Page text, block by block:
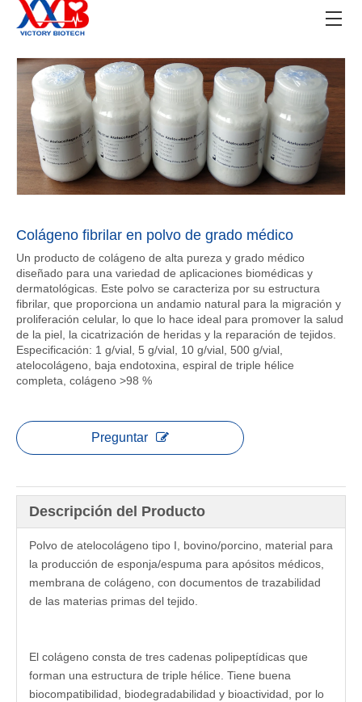
Colágeno fibrilar en polvo de grado médico
Un producto de colágeno de alta pureza y grado médico
diseñado para una variedad de aplicaciones biomédicas y
dermatológicas. Este polvo se caracteriza por su estructura
fibrilar, que proporciona un andamio natural para la migración y
proliferación celular, lo que lo hace ideal para promover la salud
de la piel, la cicatrización de heridas y la reparación de tejidos.
Especificación: 1 g/vial, 5 g/vial, 10 g/vial, 500 g/vial,
atelocolágeno, baja endotoxina, espiral de triple hélice
completa, colágeno >98 ​​%
Preguntar
Descripción del Producto
Polvo de atelocolágeno tipo I, bovino/porcino, material para
la producción de esponja/espuma para apósitos médicos,
membrana de colágeno, con documentos de trazabilidad
de las materias primas del tejido.
El colágeno consta de tres cadenas polipeptídicas que
forman una estructura de triple hélice. Tiene buena
biocompatibilidad, biodegradabilidad y bioactividad, por lo